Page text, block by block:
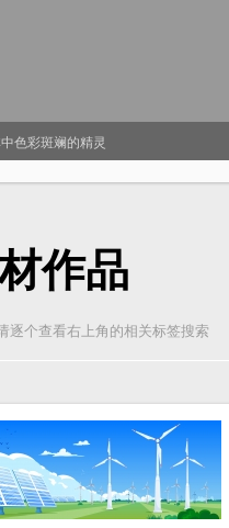
色彩斑斓的精灵
作品
逐个查看右上角的相关标签搜索